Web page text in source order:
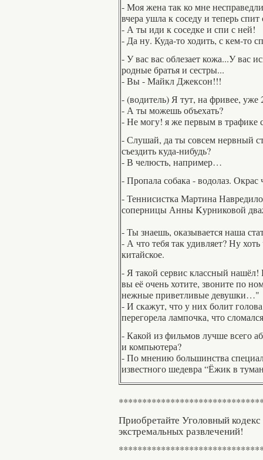
- Моя жена так ко мне
вчера ушла к соседу и теперь
- А ты иди к соседке и спи с ней!
- Да ну. Куда-то ходить, с кем-то
- У вас вас облезает кожа...У вас
родные братья и сестры...
- Вы - Майкл Джексон!!!
- (водитель) Я тут, на фривее, уже
- А ты можешь объехать?
- Не могу! я же первым в трафике
- Слушай, да ты совсем нервный
съездить куда-нибудь?
- В челюсть, например…
- Пропала собака - водолаз.
- Теннисистка Мартина
соперницы Анны Kурниковой
- Ты знаешь, оказывается наша
- А что тебя так удивляет? Ну
китайское.
- Я такой сервис классный
вы её очень хотите, звоните по
нежные приветливые девушки…"
- И скажут, что у них болит
перегорела лампочка, что
- Какой из фильмов лучше всего
и компьютера?
- По мнению большинства
известного шедевра “Ёжик в
Приобретайте Уголовный
экстремальных развлечений!